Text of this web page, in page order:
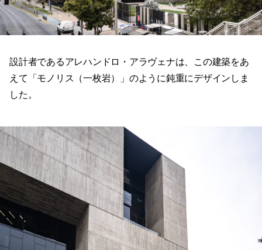
設計者であるアレハンドロ・アラヴェナは、この建築をあ
えて「モノリス（一枚岩）」のように鈍重にデザインしま
した。